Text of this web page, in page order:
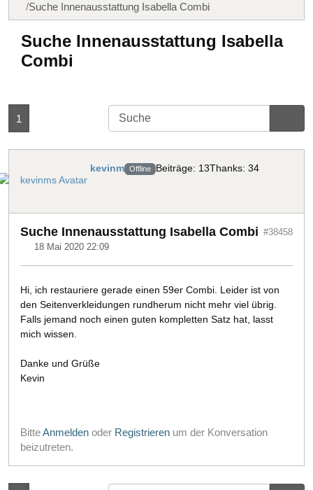
Suche Innenausstattung Isabella Combi
Suche Innenausstattung Isabella
Combi
1
kevinm Offline Beiträge: 13Thanks: 34
Suche Innenausstattung Isabella Combi
18 Mai 2020 22:09
#38458
Hi, ich restauriere gerade einen 59er Combi. Leider ist von
den Seitenverkleidungen rundherum nicht mehr viel übrig.
Falls jemand noch einen guten kompletten Satz hat, lasst
mich wissen.
Danke und Grüße
Kevin
BitteAnmelden oder Registrieren um der Konversation
beizutreten.